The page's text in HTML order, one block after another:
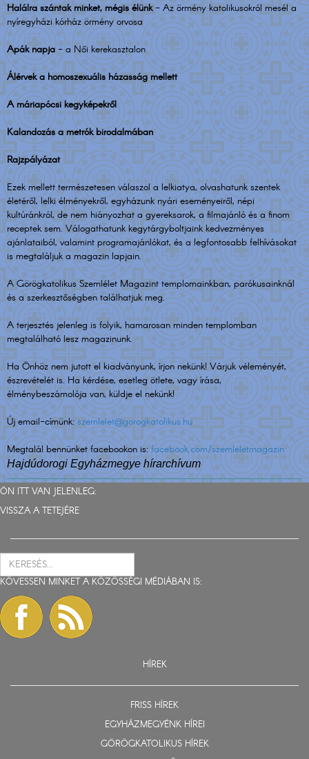
Halálra szántak minket, mégis élünk- Az örmény katolikusokról mesél a
nyíregyházi kórház örmény orvosa
Apák napja- a Női kerekasztalon
Álérvek a homoszexuális házasság mellett
A máriapócsi kegyképekről
Kalandozás a metrók birodalmában
Rajzpályázat
Ezek mellett természetesen válaszol a lelkiatya, olvashatunk szentek
életéről, lelki élményekről, egyházunk nyári eseményeiről, népi
kultúránkról, de nem hiányozhat a gyereksarok, a filmajánló és a finom
receptek sem. Válogathatunk kegytárgyboltjaink kedvezményes
ajánlataiból, valamint programajánlókat, és a legfontosabb felhívásokat
is megtaláljuk a magazin lapjain.
A Görögkatolikus Szemlélet Magazint templomainkban, parókusainknál
és a szerkesztőségben találhatjuk meg.
A terjesztés jelenleg is folyik, hamarosan minden templomban
megtalálható lesz magazinunk.
Ha Önhöz nem jutott el kiadványunk, írjon nekünk! Várjuk véleményét,
észrevételét is. Ha kérdése, esetleg ötlete, vagy írása,
élménybeszámolója van, küldje el nekünk!
Új email-címünk:szemlelet@gorogkatolikus.hu
Megtalál bennünket facebookon is:facebook.com/szemleletmagazin
Hajdúdorogi Egyházmegye hírarchívum
ÖN ITT VAN JELENLEG:
VISSZA A TETEJÉRE
KÖVESSEN MINKET A KÖZÖSSÉGI MÉDIÁBAN IS:
HÍREK
FRISS HÍREK
EGYHÁZMEGYÉNK HÍREI
GÖRÖGKATOLIKUS HÍREK